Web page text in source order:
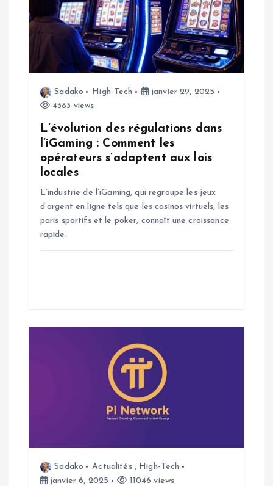
n
d
e
Sadako High-Tech
janvier 29, 2025
4383 views
L’évolution des régulations dans
l’iGaming : Comment les
opérateurs s’adaptent aux lois
locales
L’industrie de l’iGaming, qui regroupe les jeux
d’argent en ligne tels que les casinos virtuels, les
paris sportifs et le poker, connaît une croissance
rapide.
Sadako Actualités, High-Tech
janvier 6, 2025
11046 views